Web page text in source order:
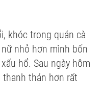
khóc trong quán cà
nhỏ hơn mình bốn
hổ. Sau ngày hôm
thản hơn rất